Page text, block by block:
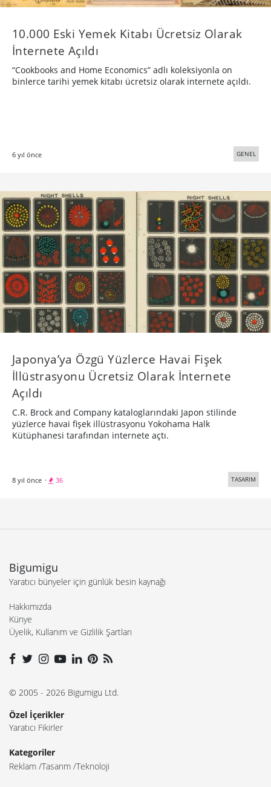
10.000 Eski Yemek Kitabı Ücretsiz Olarak
İnternete Açıldı
“Cookbooks and Home Economics” adlı koleksiyonla on
binlerce tarihi yemek kitabı ücretsiz olarak internete açıldı.
6 yıl önce GENEL
Japonya’ya Özgü Yüzlerce Havai Fişek
İllüstrasyonu Ücretsiz Olarak İnternete
Açıldı
C.R. Brock and Company kataloglarındaki Japon stilinde
yüzlerce havai fişek illüstrasyonu Yokohama Halk
Kütüphanesi tarafından internete açtı.
8 yıl önce · 36 TASARIM
Bigumigu
Yaratıcı bünyeler için günlük besin kaynağı
Hakkımızda
Künye
Üyelik, Kullanım ve Gizlilik Şartları
© 2005 - 2026 Bigumigu Ltd.
Özel İçerikler
Yaratıcı Fikirler
Kategoriler
Reklam Tasarım Teknoloji